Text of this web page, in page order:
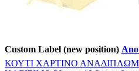
Custom Label (new position)
ΚΟΥΤΙ ΧΑΡΤΙΝΟ